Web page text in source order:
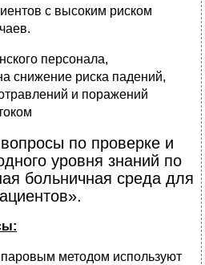
с высоким риском
персонала,
снижение риска падений,
и поражений
по проверке и
уровня знаний по
больничная среда для
методом используют